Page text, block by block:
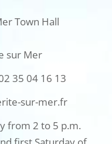
Town Hall
sur Mer
35 04 16 13
sur-mer.fr
from 2 to 5 p.m.